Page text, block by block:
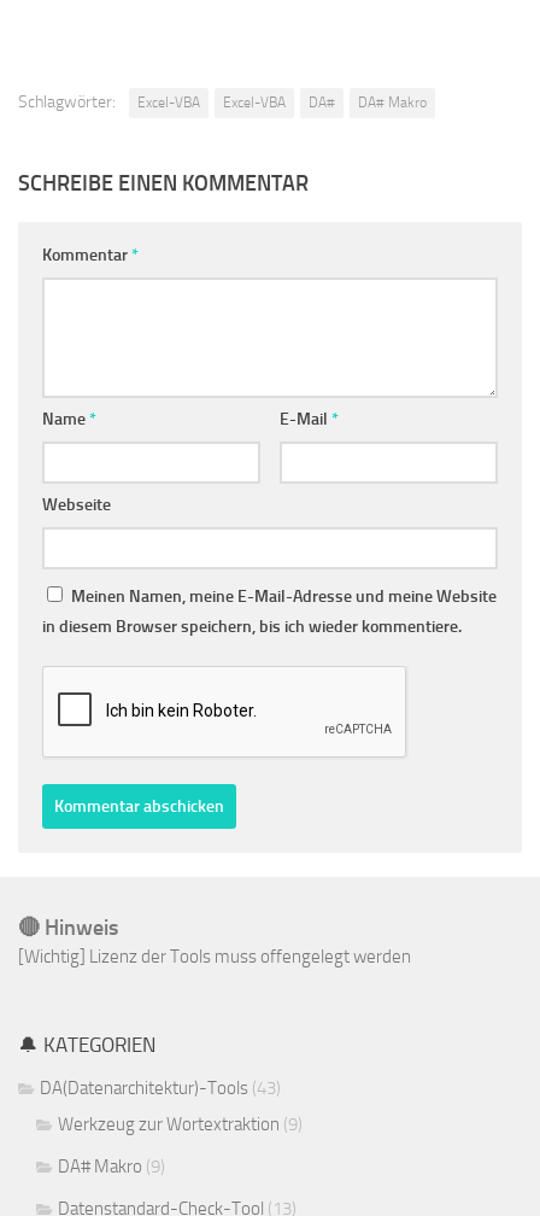
Schlagwörter: Excel-VBA Excel-VBA DA# DA# Makro
SCHREIBE EINEN KOMMENTAR
Kommentar*
Name* E-Mail *
Webseite
Meinen Namen, meine E-Mail-Adresse und meine Website
in diesem Browser speichern, bis ich wieder kommentiere.
🔴 Hinweis
[Wichtig] Lizenz der Tools muss offengelegt werden
🔔 KATEGORIEN
DA(Datenarchitektur)-Tools (43)
Werkzeug zur Wortextraktion (9)
DA# Makro (9)
Datenstandard-Check-Tool (13)